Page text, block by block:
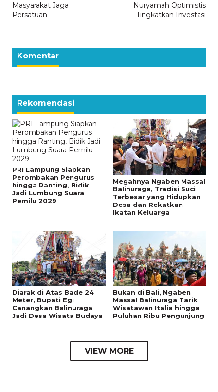
Masyarakat Jaga
Persatuan
Nuryamah Optimistis
Tingkatkan Investasi
Komentar
Rekomendasi
PRI Lampung Siapkan
Perombakan Pengurus
hingga Ranting, Bidik
Jadi Lumbung Suara
Pemilu 2029
Megahnya Ngaben Massal
Balinuraga, Tradisi Suci
Terbesar yang Hidupkan
Desa dan Rekatkan
Ikatan Keluarga
Diarak di Atas Bade 24
Meter, Bupati Egi
Canangkan Balinuraga
Jadi Desa Wisata Budaya
Bukan di Bali, Ngaben
Massal Balinuraga Tarik
Wisatawan Italia hingga
Puluhan Ribu Pengunjung
VIEW MORE